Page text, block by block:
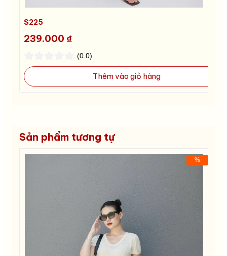
S225
239.000 ₫
(0.0)
Thêm vào giỏ hàng
Sản phẩm tương tự
%